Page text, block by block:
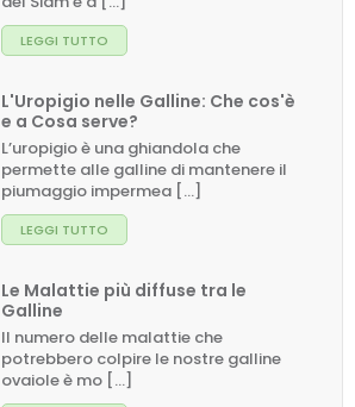
LEGGI TUTTO
L'Uropigio nelle Galline: Che cos'è
e a Cosa serve?
L’uropigio è una ghiandola che
permette alle galline di mantenere il
piumaggio impermea [...]
LEGGI TUTTO
Le Malattie più diffuse tra le
Galline
Il numero delle malattie che
potrebbero colpire le nostre galline
ovaiole è mo [...]